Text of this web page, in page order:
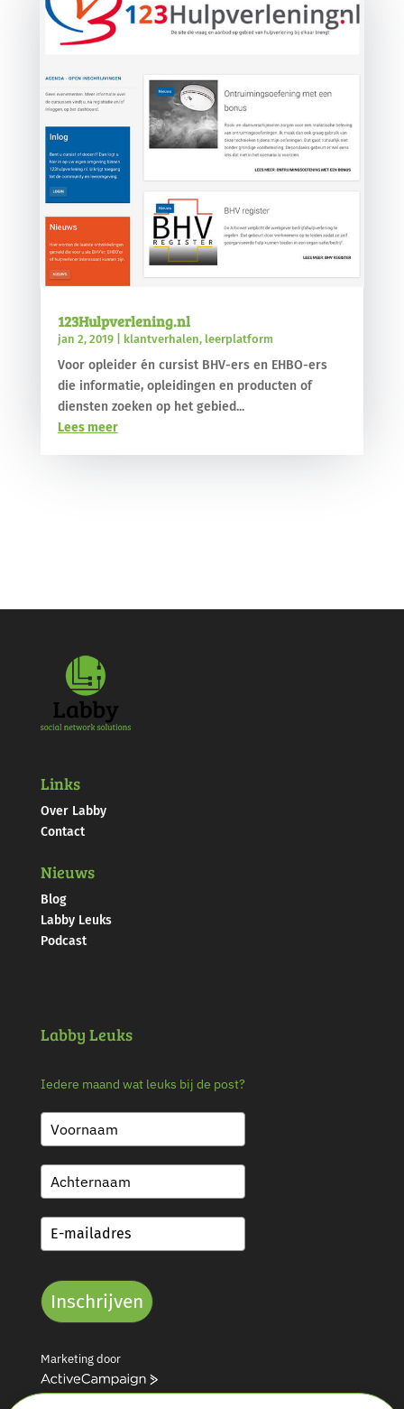
123Hulpverlening.nl
jan 2, 2019| klantverhalen, leerplatform
Voor opleider én cursist BHV-ers en EHBO-ers
die informatie, opleidingen en producten of
diensten zoeken op het gebied...
Lees meer
Links
Over Labby
Contact
Nieuws
Blog
Labby Leuks
Podcast
Labby Leuks
Iedere maand wat leuks bij de post?
Inschrijven
Marketing door
A
c